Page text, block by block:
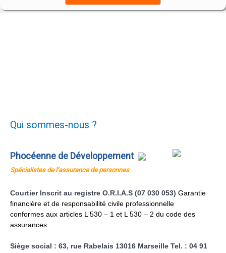
Qui sommes-nous ?
Phocéenne de Développement
Spécialistes de l’assurance de personnes
Courtier Inscrit au registre O.R.I.A.S (07 030 053) Garantie
financière et de responsabilité civile professionnelle
conformes aux articles L 530 – 1 et L 530 – 2 du code des
assurances
Siège social : 63, rue Rabelais 13016 Marseille Tel. : 04 91